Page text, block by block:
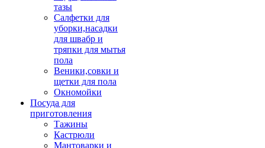
тазы
Салфетки для
уборки,насадки
для швабр и
тряпки для мытья
пола
Веники,совки и
щетки для пола
Окномойки
Посуда для
приготовления
Тажины
Кастрюли
Мантоварки и